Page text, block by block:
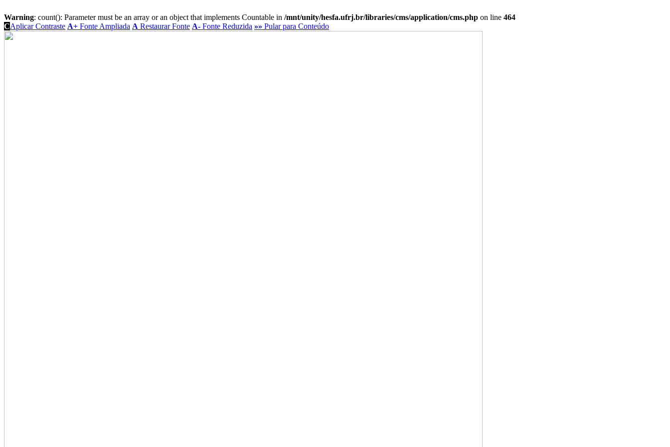
Warning: count(): Parameter must be an array or an object that implements Countable in /mnt/unity/hesfa.ufrj.br/libraries/cms/application/cms.php on line 464
CAplicar Contraste A+ Fonte Ampliada A Restaurar Fonte A- Fonte Reduzida »» Pular para Conteúdo